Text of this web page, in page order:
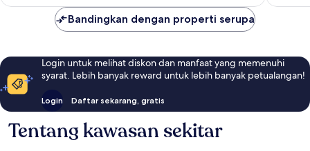
Bandingkan dengan properti serupa
Login untuk melihat diskon dan manfaat yang memenuhi
syarat. Lebih banyak reward untuk lebih banyak petualangan!
Login Daftar sekarang, gratis
Tentang kawasan sekitar